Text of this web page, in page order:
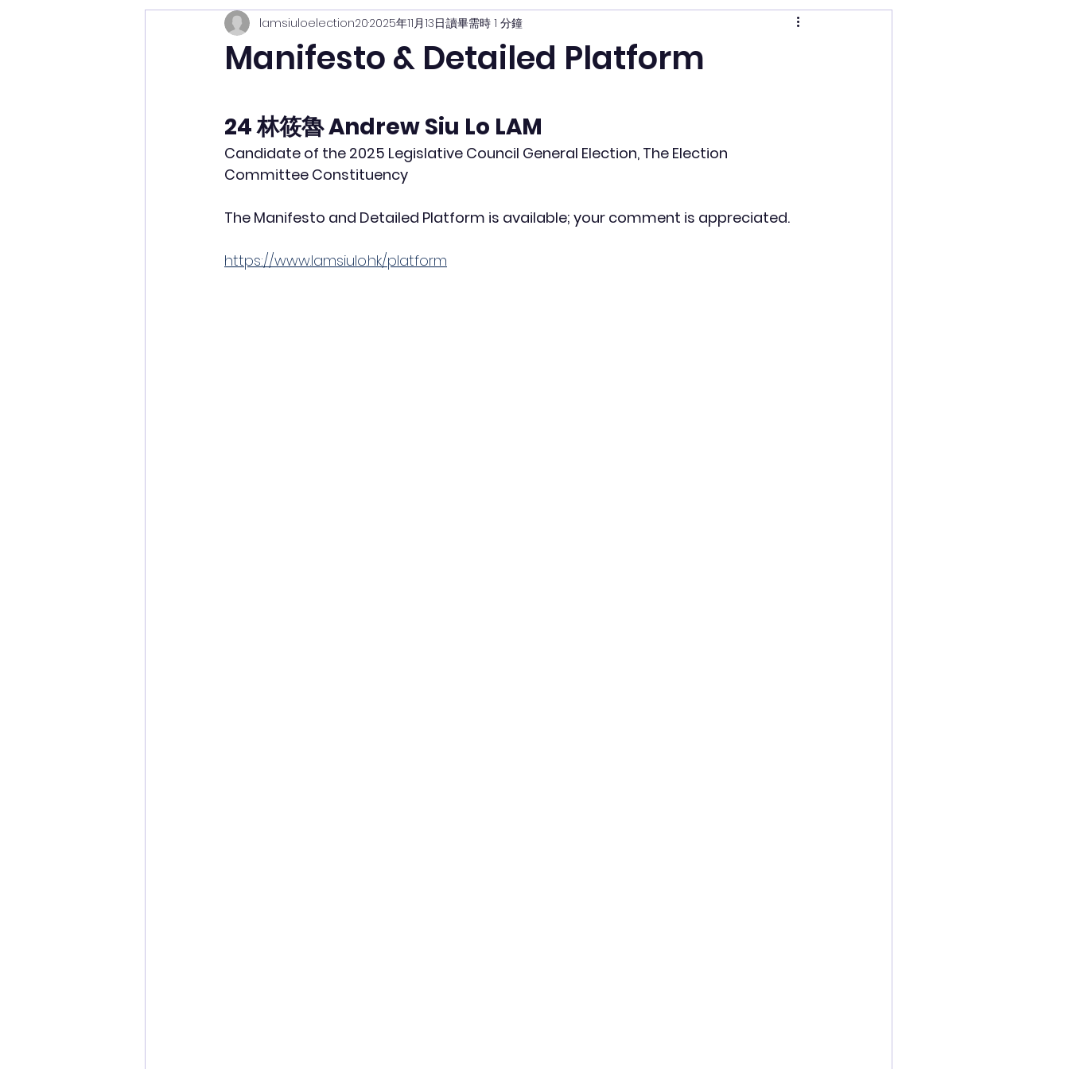
Manifesto & Detailed Platform
lamsiuloelection202025年11月13日讀畢需時 1 分鐘
24 林筱魯 Andrew Siu Lo LAM
Candidate of the 2025 Legislative Council General Election, The Election
Committee Constituency
The Manifesto and Detailed Platform is available; your comment is appreciated.
https://www.lamsiulo.hk/platform